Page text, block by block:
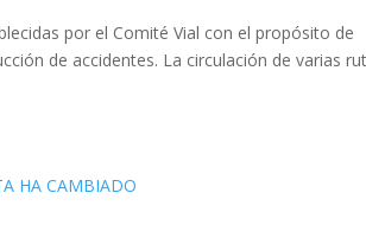
por el Comité Vial con el propósito de
de accidentes. La circulación de varias